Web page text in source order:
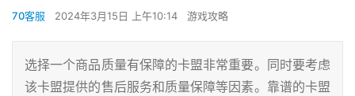
70客服 2024年3月15日 上午10:14 游戏攻略
选择一个商品质量有保障的卡盟非常重要。同时要考虑
该卡盟提供的售后服务和质量保障等因素。靠谱的卡盟